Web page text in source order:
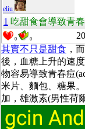
eliu
1 吃甜食會導致青春
0 0
其實不只是甜食 ，
後，血糖上升的速
物容易導致青春痘
米片、麵包、糖果
加，雄激素(男性荷